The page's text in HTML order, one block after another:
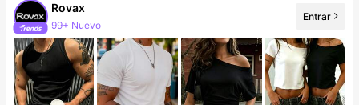
Rovax
99+ Nuevo
Entrar